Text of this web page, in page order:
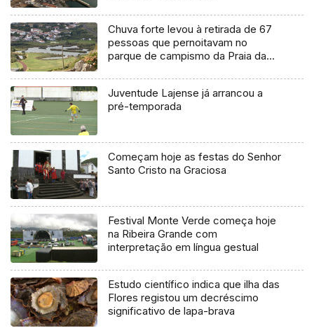
Chuva forte levou à retirada de 67
pessoas que pernoitavam no
parque de campismo da Praia da
Juventude Lajense já arrancou a
pré-temporada
Começam hoje as festas do Senhor
Santo Cristo na Graciosa
Festival Monte Verde começa hoje
na Ribeira Grande com
interpretação em língua gestual
Estudo científico indica que ilha das
Flores registou um decréscimo
significativo de lapa-brava